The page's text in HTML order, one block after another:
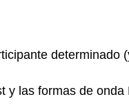
determinado
y las formas de